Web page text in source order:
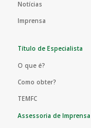
Notícias
Imprensa
Título de Especialista
O que é?
Como obter?
TEMFC
Assessoria de Imprensa